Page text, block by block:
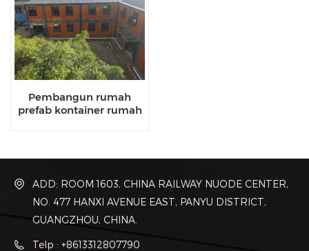
Pembangun rumah
prefab kontainer rumah
ADD: ROOM 1603, CHINA RAILWAY NUODE CENTER,
NO. 477 HANXI AVENUE EAST, PANYU DISTRICT,
GUANGZHOU, CHINA.
Telp : +8613312807790